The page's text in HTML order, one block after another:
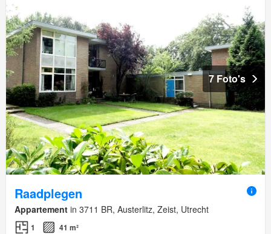
7 Foto's
Raadplegen
Appartement in 3711 BR, Austerlitz, Zeist, Utrecht
1 41 m²